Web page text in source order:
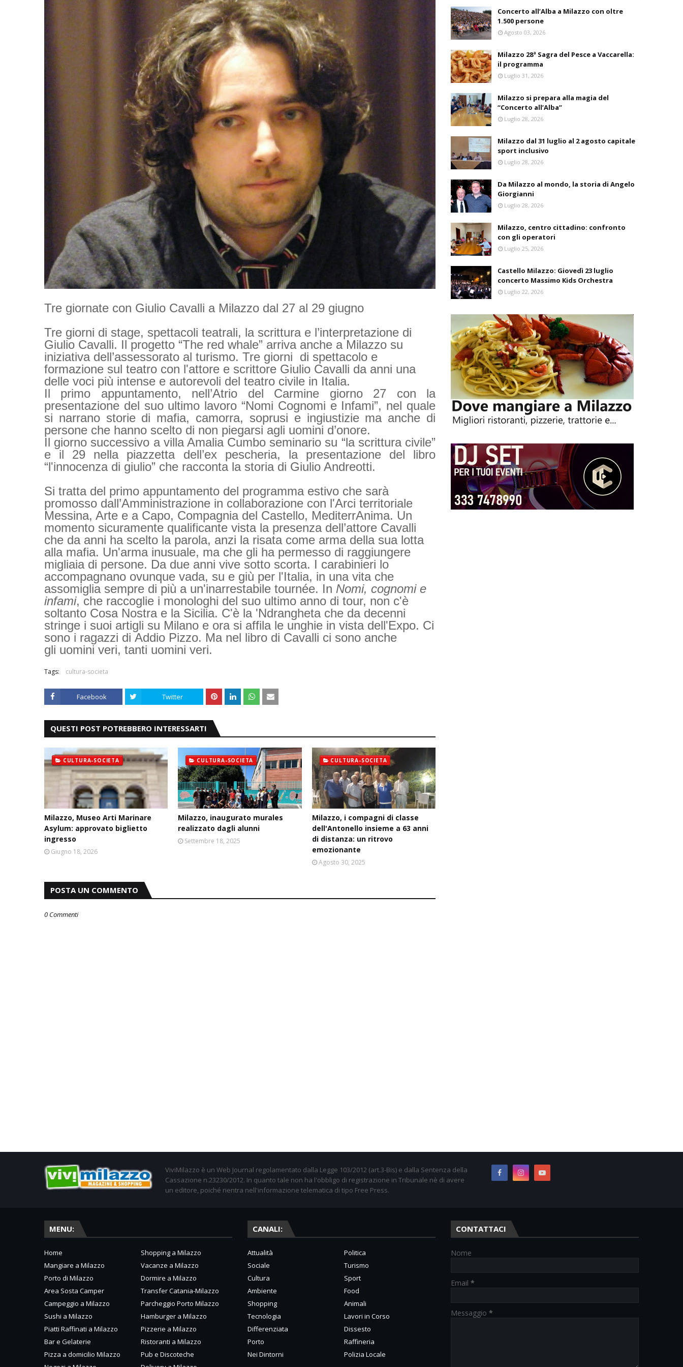
Tre giornate con Giulio Cavalli a Milazzo dal 27 al 29 giugno
Tre giorni di stage, spettacoli teatrali, la scrittura e l’interpretazione di
Giulio Cavalli. Il progetto “The red whale” arriva anche a Milazzo su
iniziativa dell’assessorato al turismo. Tre giorni di spettacolo e
formazione sul teatro con l'attore e scrittore Giulio Cavalli da anni una
delle voci più intense e autorevoli del teatro civile in Italia.
Il primo appuntamento, nell’Atrio del Carmine giorno 27 con la
presentazione del suo ultimo lavoro “Nomi Cognomi e Infami”, nel quale
si narrano storie di mafia, camorra, soprusi e ingiustizie ma anche di
persone che hanno scelto di non piegarsi agli uomini d’onore.
Il giorno successivo a villa Amalia Cumbo seminario su “la scrittura civile”
e il 29 nella piazzetta dell’ex pescheria, la presentazione del libro
“l'innocenza di giulio” che racconta la storia di Giulio Andreotti.
Si tratta del primo appuntamento del programma estivo che sarà
promosso dall’Amministrazione in collaborazione con l'Arci territoriale
Messina, Arte e a Capo, Compagnia del Castello, MediterrAnima. Un
momento sicuramente qualificante vista la presenza dell’attore Cavalli
che da anni ha scelto la parola, anzi la risata come arma della sua lotta
alla mafia. Un'arma inusuale, ma che gli ha permesso di raggiungere
migliaia di persone. Da due anni vive sotto scorta. I carabinieri lo
accompagnano ovunque vada, su e giù per l'Italia, in una vita che
assomiglia sempre di più a un'inarrestabile tournée. In Nomi, cognomi e
infami, che raccoglie i monologhi del suo ultimo anno di tour, non c'è
soltanto Cosa Nostra e la Sicilia. C'è la 'Ndrangheta che da decenni
stringe i suoi artigli su Milano e ora si affila le unghie in vista dell'Expo. Ci
sono i ragazzi di Addio Pizzo. Ma nel libro di Cavalli ci sono anche
gli uomini veri, tanti uomini veri.
Tags: cultura-societa
Facebook Twitter
QUESTI POST POTREBBERO INTERESSARTI
CULTURA-SOCIETA
Milazzo, Museo Arti Marinare
Asylum: approvato biglietto
ingresso
Giugno 18, 2026
CULTURA-SOCIETA
Milazzo, inaugurato murales
realizzato dagli alunni
Settembre 18, 2025
CULTURA-SOCIETA
Milazzo, i compagni di classe
dell'Antonello insieme a 63 anni
di distanza: un ritrovo
emozionante
Agosto 30, 2025
POSTA UN COMMENTO
0 Commenti
Concerto all’Alba a Milazzo con oltre
1.500 persone
Agosto 03, 2026
Milazzo 28ª Sagra del Pesce a Vaccarella:
il programma
Luglio 31, 2026
Milazzo si prepara alla magia del
“Concerto all’Alba”
Luglio 28, 2026
Milazzo dal 31 luglio al 2 agosto capitale
sport inclusivo
Luglio 28, 2026
Da Milazzo al mondo, la storia di Angelo
Giorgianni
Luglio 28, 2026
Milazzo, centro cittadino: confronto
con gli operatori
Luglio 25, 2026
Castello Milazzo: Giovedì 23 luglio
concerto Massimo Kids Orchestra
Luglio 22, 2026
ViviMilazzo è un Web Journal regolamentato dalla Legge 103/2012 (art.3-Bis) e dalla Sentenza della
Cassazione n.23230/2012. In quanto tale non ha l'obbligo di registrazione in Tribunale nè di avere
un editore, poiché rientra nell'informazione telematica di tipo Free Press.
MENU:
Home
Shopping a Milazzo
Mangiare a Milazzo
Vacanze a Milazzo
Porto di Milazzo
Dormire a Milazzo
Area Sosta Camper
Transfer Catania-Milazzo
Campeggio a Milazzo
Parcheggio Porto Milazzo
Sushi a Milazzo
Hamburger a Milazzo
Piatti Raffinati a Milazzo
Pizzerie a Milazzo
Bar e Gelaterie
Ristoranti a Milazzo
Pizza a domicilio Milazzo
Pub e Discoteche
CANALI:
Attualità
Politica
Sociale
Turismo
Cultura
Sport
Ambiente
Food
Shopping
Animali
Tecnologia
Lavori in Corso
Differenziata
Dissesto
Porto
Raffineria
Nei Dintorni
Polizia Locale
CONTATTACI
Nome
Email *
Messaggio *